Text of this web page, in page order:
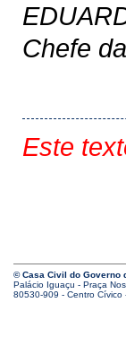
Chefe
Este
© Casa Civil do Governo
Palácio Iguaçu - Praça
80530-909 - Centro Cívico